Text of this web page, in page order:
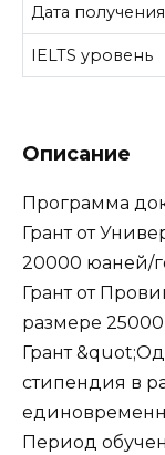
Дата
IELTS уровень
Описание
Программа
Грант от
20000 юаней/
Грант от
размере
Грант
стипендия в
Период